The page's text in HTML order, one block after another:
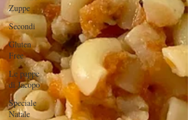
Zuppe
Secondi
Gluten
Free
Le pappe
di Jacopo
Speciale
Natale